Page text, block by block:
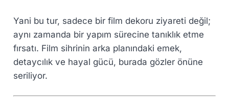
Yani bu tur, sadece bir film dekoru ziyareti değil;
aynı zamanda bir yapım sürecine tanıklık etme
fırsatı. Film sihrinin arka planındaki emek,
detaycılık ve hayal gücü, burada gözler önüne
seriliyor.